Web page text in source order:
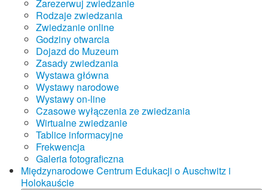
Zarezerwuj zwiedzanie
Rodzaje zwiedzania
Zwiedzanie online
Godziny otwarcia
Dojazd do Muzeum
Zasady zwiedzania
Wystawa główna
Wystawy narodowe
Wystawy on-line
Czasowe wyłączenia ze zwiedzania
Wirtualne zwiedzanie
Tablice informacyjne
Frekwencja
Galeria fotograficzna
Międzynarodowe Centrum Edukacji o Auschwitz i
Holokauście